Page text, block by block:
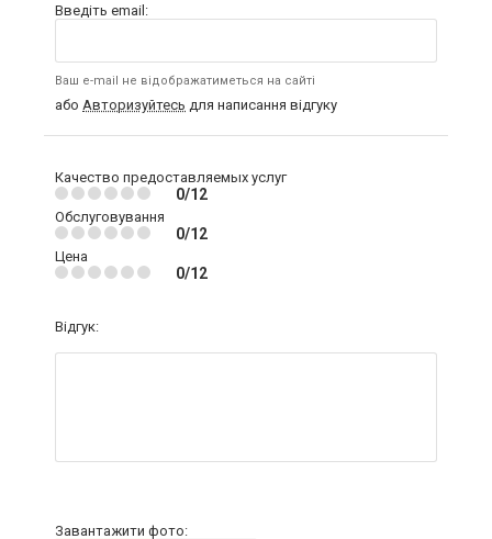
Введіть email:
Ваш e-mail не відображатиметься на сайті
або Авторизуйтесь для написання відгуку
Качество предоставляемых услуг
0/12
Обслуговування
0/12
Цена
0/12
Відгук:
Завантажити фото: